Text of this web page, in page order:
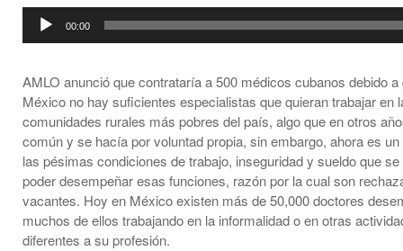
Reproductor
00:00
AMLO anunció que contrataría a 500 médicos cubanos debido a
México no hay suficientes especialistas que quieran trabajar en
comunidades rurales más pobres del país, algo que en otros
común y se hacía por voluntad propia, sin embargo, ahora es
las pésimas condiciones de trabajo, inseguridad y sueldo que
poder desempeñar esas funciones, razón por la cual son
vacantes. Hoy en México existen más de 50,000 doctores
muchos de ellos trabajando en la informalidad o en otras
diferentes a su profesión.